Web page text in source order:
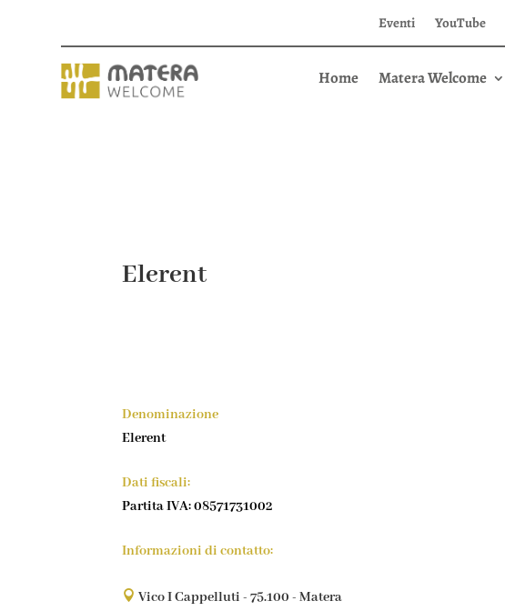
Eventi YouTube
Home Matera Welcome
Elerent
Denominazione
Elerent
Dati fiscali:
Partita IVA: 08571731002
Informazioni di contatto:
 Vico I Cappelluti - 75.100 - Matera